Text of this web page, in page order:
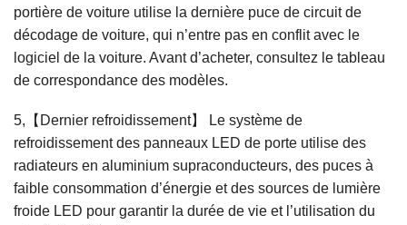
portière de voiture utilise la dernière puce de circuit de
décodage de voiture, qui n’entre pas en conflit avec le
logiciel de la voiture. Avant d’acheter, consultez le tableau
de correspondance des modèles.
5,【Dernier refroidissement】 Le système de
refroidissement des panneaux LED de porte utilise des
radiateurs en aluminium supraconducteurs, des puces à
faible consommation d’énergie et des sources de lumière
froide LED pour garantir la durée de vie et l’utilisation du